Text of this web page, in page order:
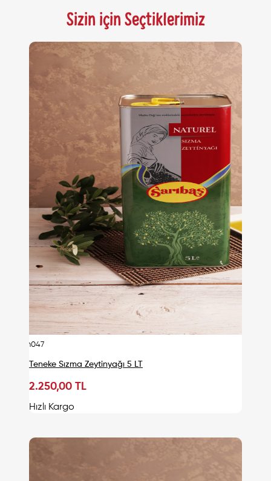
Sizin için Seçtiklerimiz
urn047
Teneke Sızma Zeytinyağı 5 LT
2.250,00 TL
Hızlı Kargo